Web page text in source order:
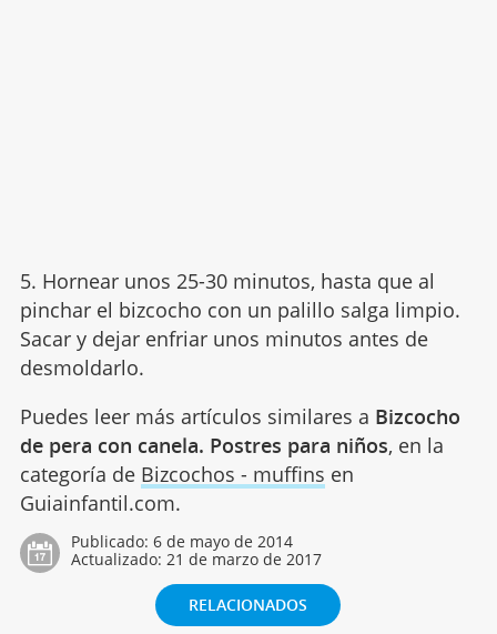
5. Hornear unos 25-30 minutos, hasta que al
pinchar el bizcocho con un palillo salga limpio.
Sacar y dejar enfriar unos minutos antes de
desmoldarlo.
Puedes leer más artículos similares a Bizcocho
de pera con canela. Postres para niños, en la
categoría de Bizcochos - muffins en
Guiainfantil.com.
Publicado: 6 de mayo de 2014
Actualizado: 21 de marzo de 2017
RELACIONADOS